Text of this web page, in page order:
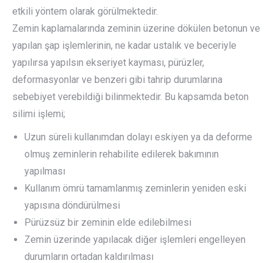
etkili yöntem olarak görülmektedir.
Zemin kaplamalarında zeminin üzerine dökülen betonun ve
yapılan şap işlemlerinin, ne kadar ustalık ve beceriyle
yapılırsa yapılsın ekseriyet kayması, pürüzler,
deformasyonlar ve benzeri gibi tahrip durumlarına
sebebiyet verebildiği bilinmektedir. Bu kapsamda beton
silimi işlemi;
Uzun süreli kullanımdan dolayı eskiyen ya da deforme
olmuş zeminlerin rehabilite edilerek bakımının
yapılması
Kullanım ömrü tamamlanmış zeminlerin yeniden eski
yapısına döndürülmesi
Pürüzsüz bir zeminin elde edilebilmesi
Zemin üzerinde yapılacak diğer işlemleri engelleyen
durumların ortadan kaldırılması